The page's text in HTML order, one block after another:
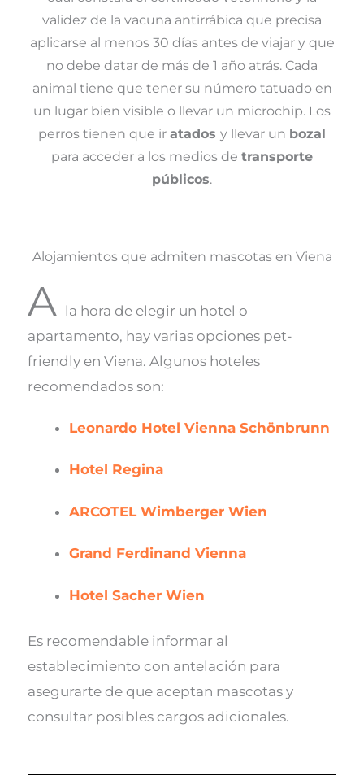
validez de la vacuna antirrábica que precisa
aplicarse al menos 30 días antes de viajar y que
no debe datar de más de 1 año atrás. Cada
animal tiene que tener su número tatuado en
un lugar bien visible o llevar un microchip. Los
perros tienen que ir atados y llevar un bozal
para acceder a los medios de transporte
públicos.
Alojamientos que admiten mascotas en Viena
A la hora de elegir un hotel o
apartamento, hay varias opciones pet-
friendly en Viena. Algunos hoteles
recomendados son:
Leonardo Hotel Vienna Schönbrunn
Hotel Regina
ARCOTEL Wimberger Wien
Grand Ferdinand Vienna
Hotel Sacher Wien
Es recomendable informar al
establecimiento con antelación para
asegurarte de que aceptan mascotas y
consultar posibles cargos adicionales.